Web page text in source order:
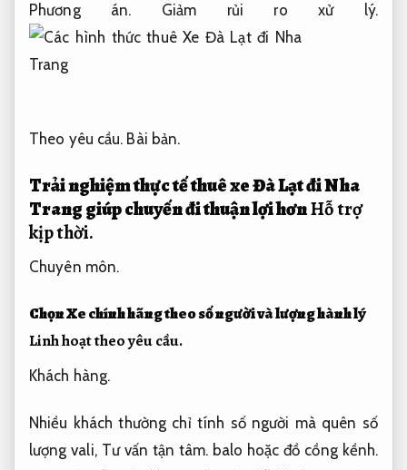
Phương án. Giảm rủi ro xử lý.
Theo yêu cầu. Bài bản.
Trải nghiệm thực tế thuê xe Đà Lạt đi Nha
Trang giúp chuyến đi thuận lợi hơnHỗ trợ
kịp thời.
Chuyên môn.
Chọn Xe chính hãng theo số người và lượng hành lý
Linh hoạt theo yêu cầu.
Khách hàng.
Nhiều khách thường chỉ tính số người mà quên số
lượng vali, Tư vấn tận tâm. balo hoặc đồ cồng kềnh.